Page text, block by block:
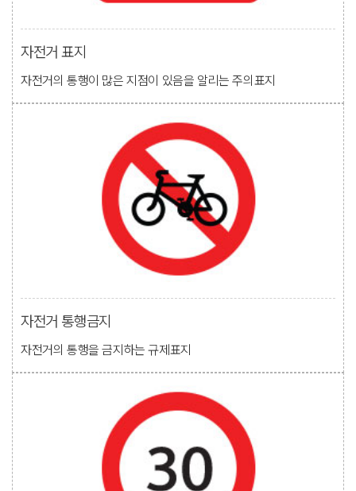
자전거 표지
자전거의 통행이 많은 지점이 있음을 알리는 주의표지
자전거 통행금지
자전거의 통행을 금지하는 규제표지